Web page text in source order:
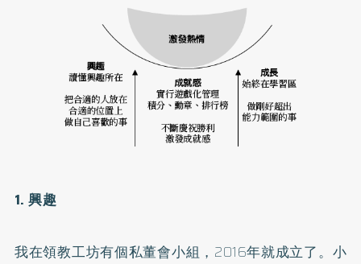
1. 興趣
我在領教工坊有個私董會小組，2016年就成立了。小